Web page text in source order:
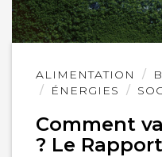
ALIMENTATION
ÉNERGIES
Comment
? Le
Lire
l'article